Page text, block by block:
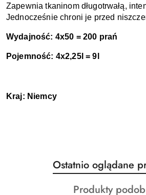
Zapewnia tkaninom długotrwałą,
Jednocześnie chroni je przed
Wydajność: 4x50 = 200 prań
Pojemność: 4x2,25l = 9l
Kraj: Niemcy
Pomiń karuzelę produktów
Produkty
o
statusie:
Ostatnio oglądane
Produkty
Produkty